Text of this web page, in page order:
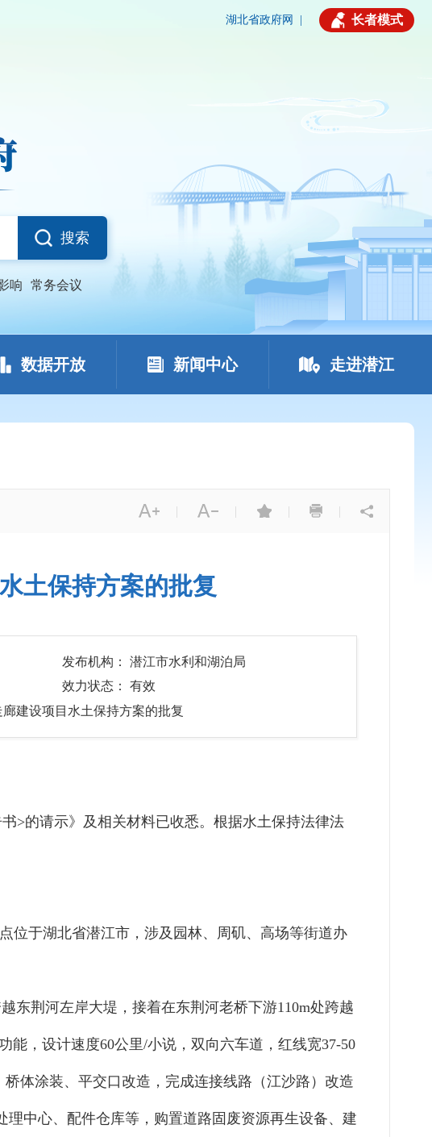
湖北省政府网 长者模式
搜索
响 常务会议
数据开放 新闻中心 走进潜江
| | | |
土保持方案的批复
发布机构： 潜江市水利和湖泊局
效力状态： 有效
设项目水土保持方案的批复
>的请示》及相关材料已收悉。 根据水土保持法律法
位于湖北省潜江市，涉及园林、周矶、高场等街道办
东荆河左岸大堤，接着在东荆河老桥下游110m处跨越
能，设计速度60公里/小说，双向六车道，红线宽37-50
体涂装、平交口改造，完成连接线路（江沙路）改造
中心、配件仓库等，购置道路固废资源再生设备、建